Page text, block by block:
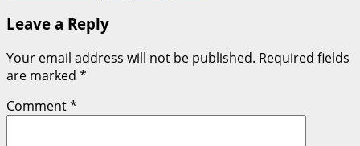
Leave a Reply
Your email address will not be published. Required fields
are marked *
Comment*